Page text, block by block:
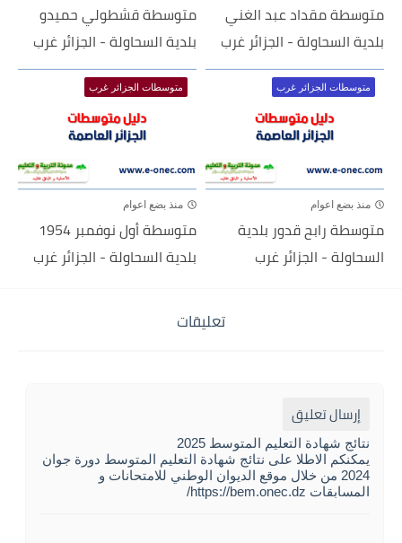
متوسطة مقداد عبد الغني
بلدية السحاولة - الجزائر غرب
متوسطة قشطولي حميدو
بلدية السحاولة - الجزائر غرب
متوسطات الجزائر غرب
منذ بضع اعوام
متوسطة رابح قدور بلدية
السحاولة - الجزائر غرب
متوسطات الجزائر غرب
منذ بضع اعوام
متوسطة أول نوفمبر 1954
بلدية السحاولة - الجزائر غرب
تعليقات
إرسال تعليق
نتائج شهادة التعليم المتوسط 2025
يمكنكم الاطلا على نتائج شهادة التعليم المتوسط دورة جوان
2024 من خلال موقع الديوان الوطني للامتحانات و
المسابقات https://bem.onec.dz/